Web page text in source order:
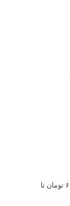
محدوده قیمت: ۶۰,۰۰۰ تومان تا